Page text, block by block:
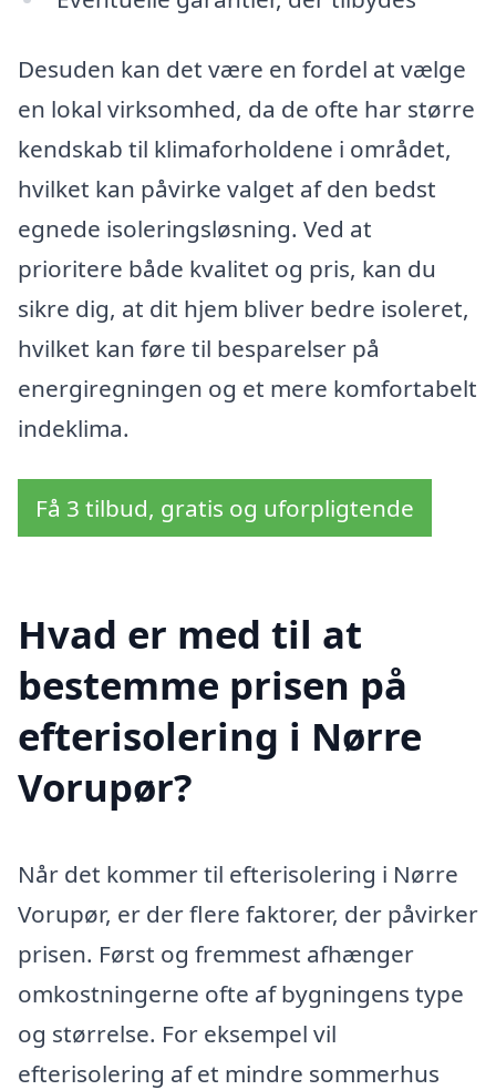
Desuden kan det være en fordel at vælge
en lokal virksomhed, da de ofte har større
kendskab til klimaforholdene i området,
hvilket kan påvirke valget af den bedst
egnede isoleringsløsning. Ved at
prioritere både kvalitet og pris, kan du
sikre dig, at dit hjem bliver bedre isoleret,
hvilket kan føre til besparelser på
energiregningen og et mere komfortabelt
indeklima.
Få 3 tilbud, gratis og uforpligtende
Hvad er med til at
bestemme prisen på
efterisolering i Nørre
Vorupør?
Når det kommer til efterisolering i Nørre
Vorupør, er der flere faktorer, der påvirker
prisen. Først og fremmest afhænger
omkostningerne ofte af bygningens type
og størrelse. For eksempel vil
efterisolering af et mindre sommerhus